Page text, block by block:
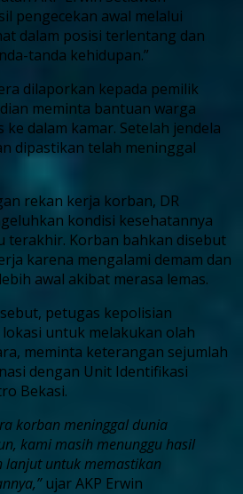
pengecekan awal melalui
dalam posisi terlentang dan
tanda kehidupan.”
dilaporkan kepada pemilik
meminta bantuan warga
dalam kamar. Setelah jendela
dipastikan telah meninggal
rekan kerja korban, DR
kondisi kesehatannya
terakhir. Korban bahkan disebut
karena mengalami demam dan
awal akibat merasa lemas.
petugas kepolisian
untuk melakukan olah
meminta keterangan sejumlah
dengan Unit Identifikasi
Bekasi.
korban meninggal dunia
kami masih menunggu hasil
lanjut untuk memastikan
ujar AKP Erwin